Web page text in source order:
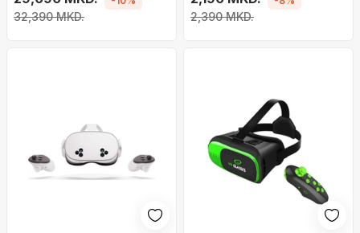
32,390 MKD. 2,390 MKD.